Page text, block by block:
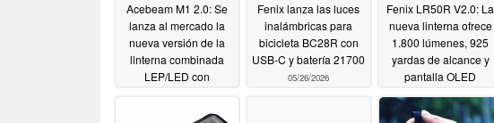
Acebeam M1 2.0: Se
lanza al mercado la
nueva versión de la
linterna combinada
LEP/LED con
Fenix lanza las luces
inalámbricas para
bicicleta BC28R con
USB-C y batería 21700
05/26/2026
Fenix LR50R V2.0: La
nueva linterna ofrece
1.800 lúmenes, 925
yardas de alcance y
pantalla OLED
05/17/2026